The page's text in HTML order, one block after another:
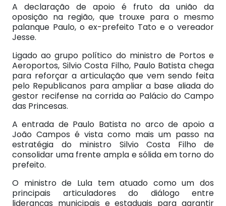
A declaração de apoio é fruto da união da
oposição na região, que trouxe para o mesmo
palanque Paulo, o ex-prefeito Tato e o vereador
Jesse.
Ligado ao grupo político do ministro de Portos e
Aeroportos, Silvio Costa Filho, Paulo Batista chega
para reforçar a articulação que vem sendo feita
pelo Republicanos para ampliar a base aliada do
gestor recifense na corrida ao Palácio do Campo
das Princesas.
A entrada de Paulo Batista no arco de apoio a
João Campos é vista como mais um passo na
estratégia do ministro Silvio Costa Filho de
consolidar uma frente ampla e sólida em torno do
prefeito.
O ministro de Lula tem atuado como um dos
principais articuladores do diálogo entre
lideranças municipais e estaduais para garantir